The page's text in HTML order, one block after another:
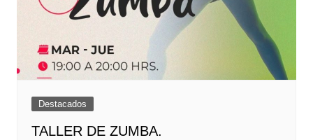
Destacados
TALLER DE ZUMBA.